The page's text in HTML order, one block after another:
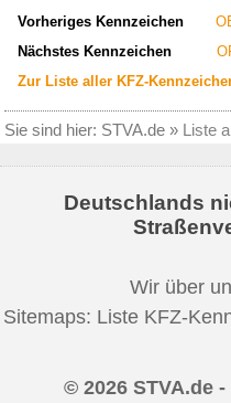
Vorheriges Kennzeichen
Nächstes Kennzeichen
Zur Liste aller KFZ-
Sie sind hier: STVA.de » Liste
Deutschlands
Wir über
Sitemaps: Liste KFZ-
© 2026 STVA.de